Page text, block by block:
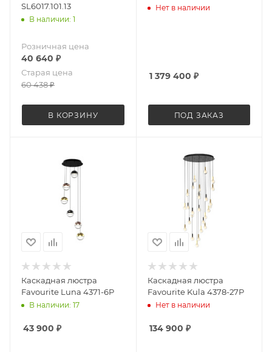
SL6017.101.13
В наличии: 1
Розничная цена
40 640 ₽
Старая цена
60 438₽
В КОРЗИНУ
Нет в наличии
1 379 400 ₽
ПОД ЗАКАЗ
Каскадная люстра
Favourite Luna 4371-6P
В наличии: 17
43 900 ₽
Каскадная люстра
Favourite Kula 4378-27P
Нет в наличии
134 900 ₽